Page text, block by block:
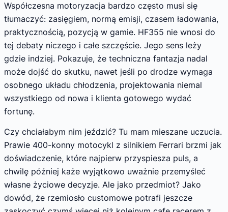
Współczesna motoryzacja bardzo często musi się
tłumaczyć: zasięgiem, normą emisji, czasem ładowania,
praktycznością, pozycją w gamie. HF355 nie wnosi do
tej debaty niczego i całe szczęście. Jego sens leży
gdzie indziej. Pokazuje, że techniczna fantazja nadal
może dojść do skutku, nawet jeśli po drodze wymaga
osobnego układu chłodzenia, projektowania niemal
wszystkiego od nowa i klienta gotowego wydać
fortunę.
Czy chciałabym nim jeździć? Tu mam mieszane uczucia.
Prawie 400-konny motocykl z silnikiem Ferrari brzmi jak
doświadczenie, które najpierw przyspiesza puls, a
chwilę później każe wyjątkowo uważnie przemyśleć
własne życiowe decyzje. Ale jako przedmiot? Jako
dowód, że rzemiosło customowe potrafi jeszcze